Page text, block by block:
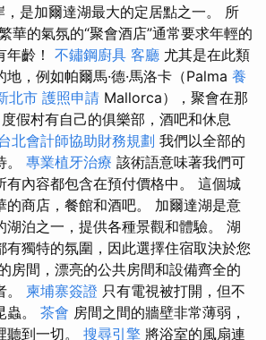
是加爾達湖最大的定居點之一。 所
華的氣氛的“聚會酒店”通常要求年輕的
年齡！ 不鏽鋼廚具 客廳 尤其是在此類
，例如帕爾馬·德·馬洛卡（Palma 養
北市 護照申請 Mallorca），聚會在那
度假村有自己的俱樂部，酒吧和休息
北會計師協助財務規劃 我們以全部的
。 專業植牙治療 該術語意味著我們可
有內容都包含在預付價格中。 這個城
的商店，餐館和酒吧。 加爾達湖是意
湖泊之一，提供各種景觀和體驗。 湖
有獨特的氛圍，因此選擇住宿取決於您
房間，漂亮的公共房間和設備齊全的
。 柬埔寨簽證 只有電視被打開，但不
蟲。 茶會 房間之間的牆壁非常薄弱，
到一切。 搜尋引擎 將浴室的風扇連